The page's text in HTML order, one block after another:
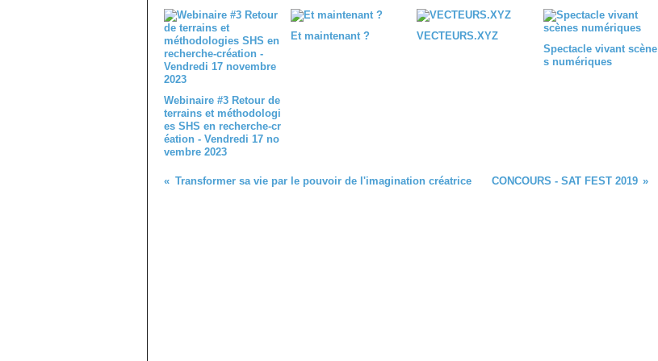
Webinaire #3 Retour de
terrains et méthodologi
es SHS en recherche-cr
éation - Vendredi 17 no
vembre 2023
Et maintenant ?
VECTEURS.XYZ
Spectacle vivant scène
s numériques
Transformer sa vie par le pouvoir de l'imagination créatrice CONCOURS - SAT FEST 2019